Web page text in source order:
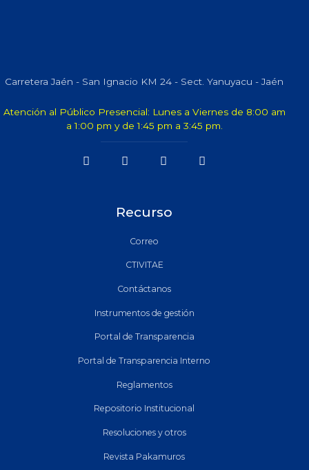
Carretera Jaén - San Ignacio KM 24 - Sect. Yanuyacu - Jaén
Atención al Público Presencial: Lunes a Viernes de 8:00 am
a 1:00 pm y de 1:45 pm a 3:45 pm.
Recurso
Correo
CTIVITAE
Contáctanos
Instrumentos de gestión
Portal de Transparencia
Portal de Transparencia Interno
Reglamentos
Repositorio Institucional
Resoluciones y otros
Revista Pakamuros